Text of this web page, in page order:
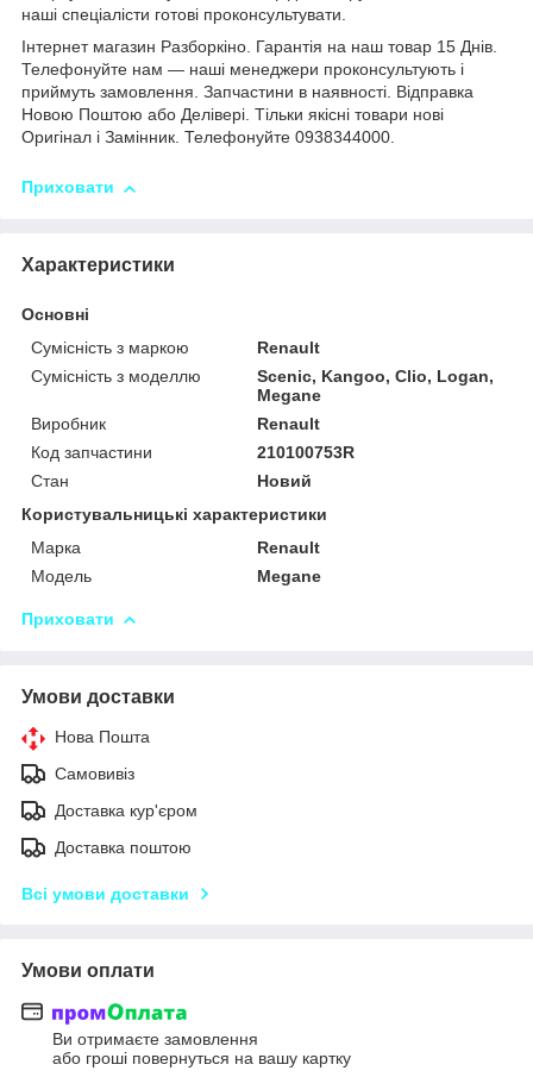
наші спеціалісти готові проконсультувати.
Інтернет магазин Разборкіно. Гарантія на наш товар 15 Днів.
Телефонуйте нам — наші менеджери проконсультують і
приймуть замовлення. Запчастини в наявності. Відправка
Новою Поштою або Делiвері. Тільки якісні товари нові
Оригінал і Замінник. Телефонуйте 0938344000.
Приховати
Характеристики
Основні
Сумісність з маркою
Renault
Сумісність з моделлю
Scenic, Kangoo, Clio, Logan,
Megane
Виробник
Renault
Код запчастини
210100753R
Стан
Новий
Користувальницькі характеристики
Марка
Renault
Модель
Megane
Приховати
Умови доставки
Нова Пошта
Самовивіз
Доставка кур'єром
Доставка поштою
Всі умови доставки
Умови оплати
Ви отримаєте замовлення
або гроші повернуться на вашу картку